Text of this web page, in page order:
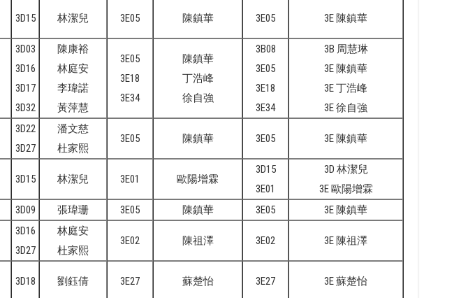
3D15 林潔兒 3E05 陳鎮華 3E05 3E 陳鎮華
3D03
3D16
3D17
3D32
陳康裕
林庭安
李瑋諾
黃萍慧
3E05
3E18
3E34
陳鎮華
丁浩峰
徐自強
3B08
3E05
3E18
3E34
3B 周慧琳
3E 陳鎮華
3E 丁浩峰
3E 徐自強
3D22
3D27
潘文慈
杜家熙
3E05 陳鎮華 3E05 3E 陳鎮華
3D15 林潔兒 3E01 歐陽增霖
3D15
3E01
3D 林潔兒
3E 歐陽增霖
3D09 張瑋珊 3E05 陳鎮華 3E05 3E 陳鎮華
3D16
3D27
林庭安
杜家熙
3E02 陳祖澤 3E02 3E 陳祖澤
3D18 劉鈺倩 3E27 蘇楚怡 3E27 3E 蘇楚怡